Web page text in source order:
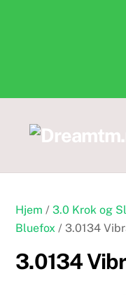
Hjem / 3.0 Krok og
Bluefox / 3.0134
3.0134